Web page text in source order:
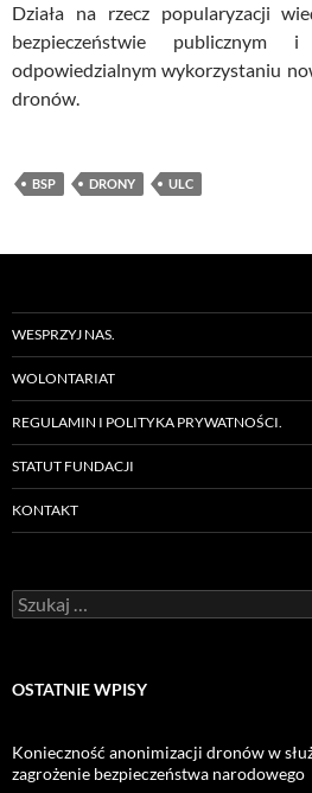
Działa na rzecz popularyzacji
bezpieczeństwie
odpowiedzialnym wykorzystaniu
dronów.
BSP DRONY ULC
WESPRZYJ NAS.
WOLONTARIAT
REGULAMIN I POLITYKA PRYWATNOŚCI.
STATUT FUNDACJI
KONTAKT
Szukaj:
OSTATNIE WPISY
Konieczność anonimizacji dronów w
zagrożenie bezpieczeństwa narodowego